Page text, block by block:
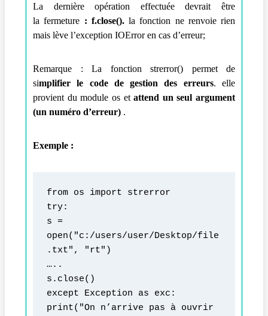
La dernière opération effectuée devrait être
lafermeture : f.close().la fonction ne renvoie rien
mais lève l’exception IOError en cas d’erreur;
Remarque : La fonction strerror() permet de
simplifier le code de gestion des erreurs. elle
provient du module osetattend un seul argument
(un numéro d’erreur) .
Exemple :
from os import strerror
try:
s =
open("c:/users/user/Desktop/file
.txt", "rt")
…..
s.close()
except Exception as exc:
print("On n’arrive pas à ouvrir